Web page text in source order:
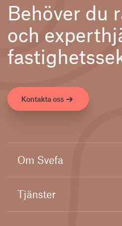
Behöver du
och
Kontakta oss
Om Svefa
Tjänster